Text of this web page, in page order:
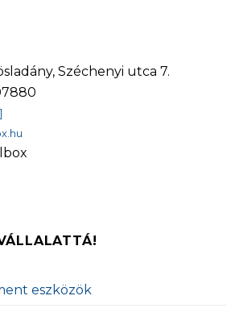
Széchenyi utca 7.
eszközök